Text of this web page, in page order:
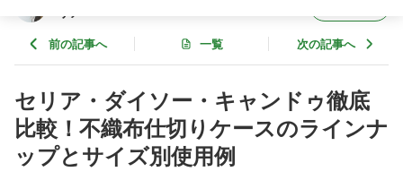
リア
前の記事へ 一覧 次の記事へ
セリア・ダイソー・キャンドゥ徹底
比較！不織布仕切りケースのラインナ
ップとサイズ別使用例